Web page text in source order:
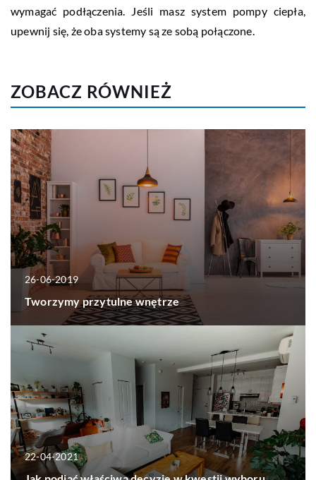
wymagać podłączenia. Jeśli masz system pompy ciepła,
upewnij się, że oba systemy są ze sobą połączone.
ZOBACZ RÓWNIEŻ
26-06-2019
Tworzymy przytulne wnętrze
22-04-2021